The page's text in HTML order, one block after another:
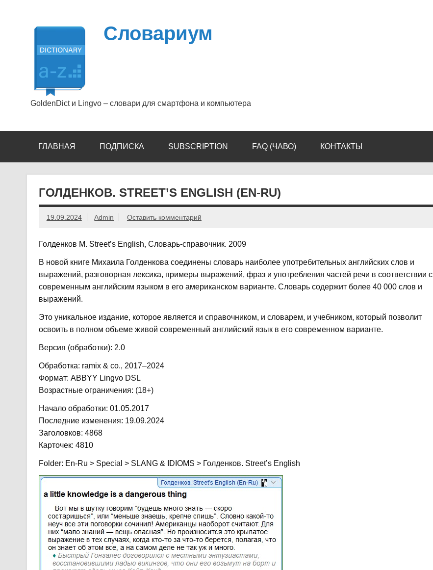
Словариум
GoldenDict и Lingvo – словари для смартфона и компьютера
ГЛАВНАЯ ПОДПИСКА SUBSCRIPTION FAQ (ЧАВО) КОНТАКТЫ
ГОЛДЕНКОВ. STREET’S ENGLISH (EN-RU)
19.09.2024 Admin Оставить комментарий
Голденков М. Street’s English, Словарь-справочник. 2009
В новой книге Михаила Голденкова соединены словарь наиболее употребительных английских слов и
выражений, разговорная лексика, примеры выражений, фраз и употребления частей речи в соответствии с
современным английским языком в его американском варианте. Словарь содержит более 40 000 слов и
выражений.
Это уникальное издание, которое является и справочником, и словарем, и учебником, который позволит
освоить в полном объеме живой современный английский язык в его современном варианте.
Версия (обработки): 2.0
Обработка: ramix & co., 2017–2024
Формат: ABBYY Lingvo DSL
Возрастные ограничения: (18+)
Начало обработки: 01.05.2017
Последние изменения: 19.09.2024
Заголовков: 4868
Карточек: 4810
Folder: En-Ru > Special > SLANG & IDIOMS > Голденков. Street’s English